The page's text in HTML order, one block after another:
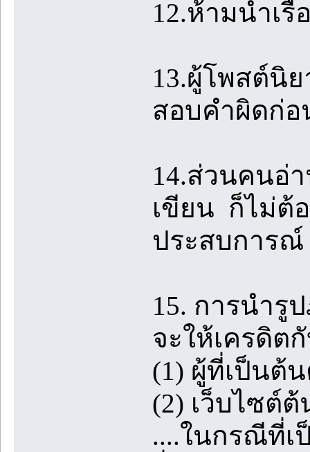
12.ห้ามนำเ
13.ผู้โพสต์นิ
สอบคำผิดก่
14.ส่วนคนอ่
เขียน ก็ไม่ต้
ประสบการ
15. การนำรู
จะให้เครดิต
(1) ผู้ที่เป็นต้
(2) เว็บไซต์
....ในกรณีที่เ